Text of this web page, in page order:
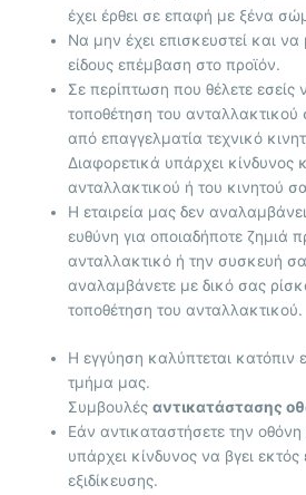
έχει έρθει σε επαφή με ξένα
Να μην έχει επισκευστεί και να
είδους επέμβαση στο προϊόν.
Σε περίπτωση που θέλετε εσείς
τοποθέτηση του ανταλλακτικού
από επαγγελματία τεχνικό
Διαφορετικά υπάρχει κίνδυνος
ανταλλακτικού ή του κινητού
Η εταιρεία μας δεν
ευθύνη για οποιαδήποτε ζημιά
ανταλλακτικό ή την συσκευή
αναλαμβάνετε με δικό σας
τοποθέτηση του ανταλλακτικού.
Η εγγύηση καλύπτεται κατόπιν
τμήμα μας.
Συμβουλέςαντικατάστασης
Εάν αντικαταστήσετε την
υπάρχει κίνδυνος να βγει
εξιδίκευσης.